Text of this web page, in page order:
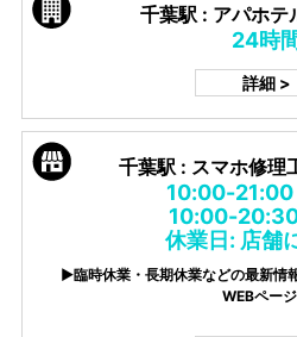
千葉駅 : アパホテ
24時
詳細 >
千葉駅 : スマホ修理
10:00-21:00
10:00-
休業日: 店舗
▶臨時休業・長期休業などの最新情
WEBページ